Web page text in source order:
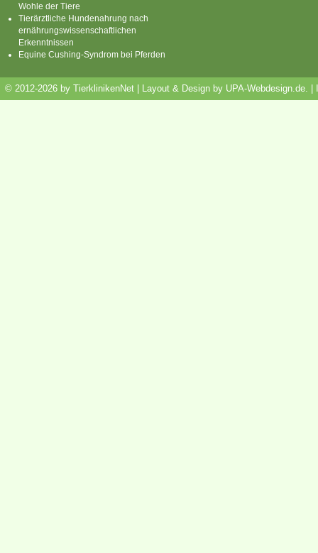
Wohle der Tiere
Tierärztliche Hundenahrung nach
ernährungswissenschaftlichen
Erkenntnissen
Equine Cushing-Syndrom bei Pferden
© 2012-2026 by TierklinikenNet | Layout & Design by UPA-Webdesign.de.